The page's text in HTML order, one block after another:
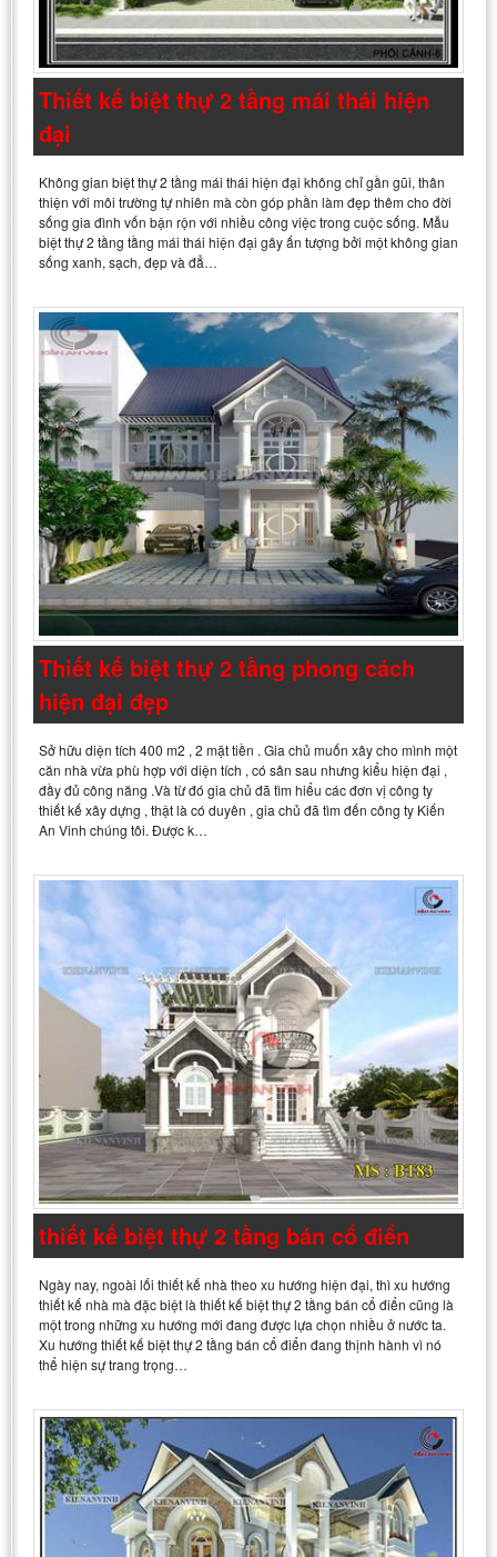
Thiết kế biệt thự 2 tầng mái thái hiện
đại
Không gian biệt thự 2 tầng mái thái hiện đại không chỉ gần gũi, thân
thiện với môi trường tự nhiên mà còn góp phần làm đẹp thêm cho đời
sống gia đình vốn bận rộn với nhiều công việc trong cuộc sống. Mẫu
biệt thự 2 tầng tầng mái thái hiện đại gây ấn tượng bởi một không gian
sống xanh, sạch, đẹp và đẳ…
Thiết kế biệt thự 2 tầng phong cách
hiện đại đẹp
Sở hữu diện tích 400 m2 , 2 mặt tiền . Gia chủ muốn xây cho mình một
căn nhà vừa phù hợp với diện tích , có sân sau nhưng kiểu hiện đại ,
đầy đủ công năng .Và từ đó gia chủ đã tìm hiểu các đơn vị công ty
thiết kế xây dựng , thật là có duyên , gia chủ đã tìm đến công ty Kiến
An Vinh chúng tôi. Được k…
thiết kế biệt thự 2 tầng bán cổ điển
Ngày nay, ngoài lối thiết kế nhà theo xu hướng hiện đại, thì xu hướng
thiết kế nhà mà đặc biệt là thiết kế biệt thự 2 tầng bán cổ điển cũng là
một trong những xu hướng mới đang được lựa chọn nhiều ở nước ta.
Xu hướng thiết kế biệt thự 2 tầng bán cổ điển đang thịnh hành vì nó
thể hiện sự trang trọng…